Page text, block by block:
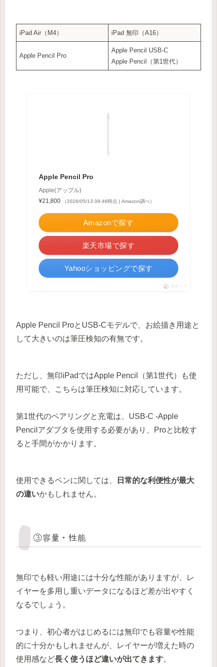
iPad Air（M4） iPad 無印（A16）
Apple Pencil Pro
Apple Pencil USB-C
Apple Pencil（第1世代）
Apple Pencil Pro
Apple(アップル)
¥21,800
（2026/05/13 09:46時点 | Amazon調べ）
Amazonで探す
楽天市場で探す
Yahooショッピングで探す
ポチップ
Apple Pencil ProとUSB-Cモデルで、お絵描き用途と
して大きいのは筆圧検知の有無です。
ただし、無印iPadではApple Pencil（第1世代）も使
用可能で、こちらは筆圧検知に対応しています。
第1世代のペアリングと充電は、USB-C -Apple
Pencilアダプタを使用する必要があり、Proと比較す
ると手間がかかります。
使用できるペンに関しては、
日常的な利便性が最大
の違いかもしれません。
③容量・性能
無印でも軽い用途には十分な性能がありますが、レ
イヤーを多用し重いデータになるほど差が出やすく
なるでしょう。
つまり、初心者がはじめるには無印でも容量や性能
的に十分かもしれませんが、レイヤーが増えた時の
使用感など長く使うほど違いが出てきます。